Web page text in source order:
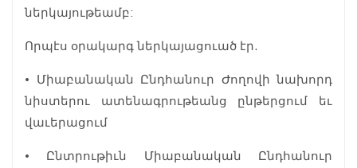
ներկայութեամբ:
Որպէս օրակարգ ներկայացուած էր.
• Միաբանական Ընդհանուր Ժողովի նախորդ
նիստերու ատենագրութեանց ընթերցում եւ
վաւերացում
• Ընտրութիւն Միաբանական Ընդհանուր